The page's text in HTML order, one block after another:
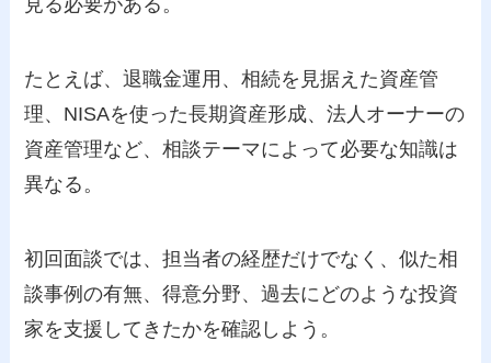
たとえば、退職金運用、相続を見据えた資産管
理、NISAを使った長期資産形成、法人オーナーの
資産管理など、相談テーマによって必要な知識は
異なる。
初回面談では、担当者の経歴だけでなく、似た相
談事例の有無、得意分野、過去にどのような投資
家を支援してきたかを確認しよう。